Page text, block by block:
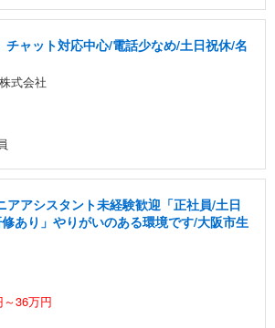
チャット対応中心/電話少なめ/土日祝休/名
式会社
アアシスタント未経験歓迎「正社員/土日
あり」やりがいのある環境です/大阪市生
～36万円